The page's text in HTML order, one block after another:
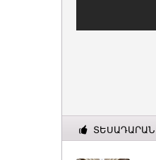
ՏԵՍԱԴԱՐԱՆ